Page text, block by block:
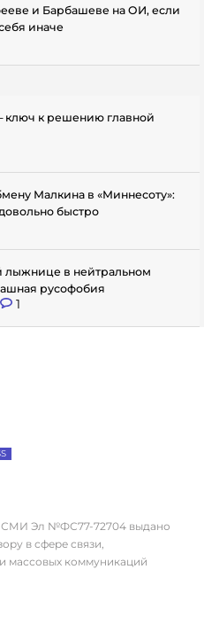
и Барбашеве на ОИ, если
иначе
ключ к решению главной
Малкина в «Миннесоту»:
быстро
лыжнице в нейтральном
русофобия
1
СМИ Эл №ФС77-72704 выдано
в сфере связи,
массовых коммуникаций